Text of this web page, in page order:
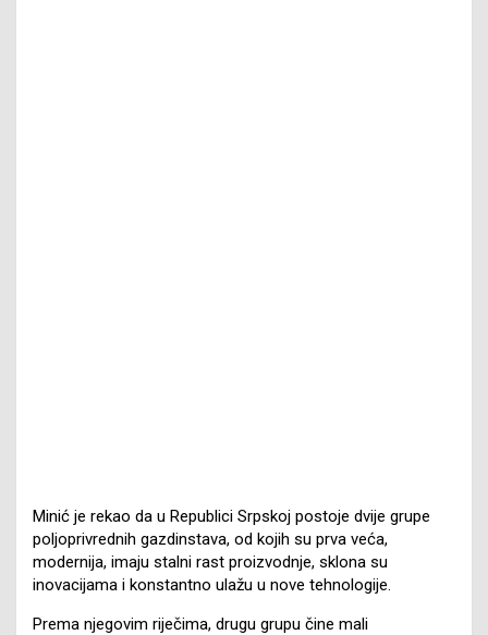
Minić je rekao da u Republici Srpskoj postoje dvije grupe
poljoprivrednih gazdinstava, od kojih su prva veća,
modernija, imaju stalni rast proizvodnje, sklona su
inovacijama i konstantno ulažu u nove tehnologije.
Prema njegovim riječima, drugu grupu čine mali